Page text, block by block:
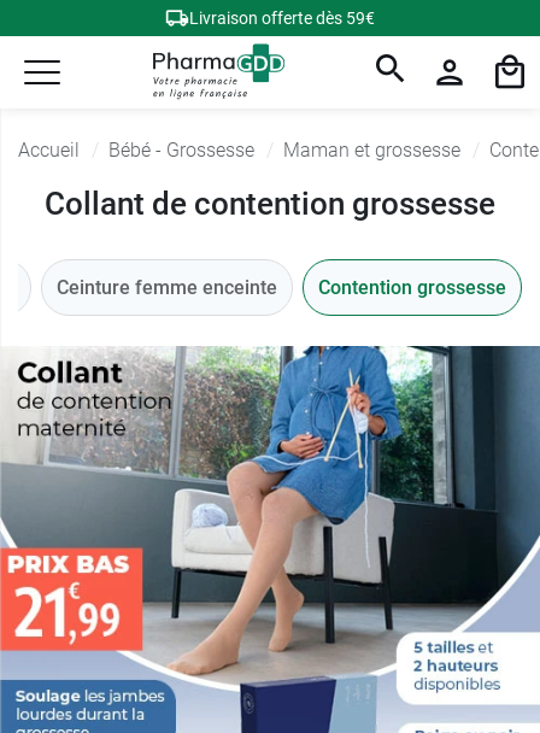
Livraison offerte dès 59€
Accueil Bébé - Grossesse Maman et grossesse
Collant de contention grossesse
Ceinture femme enceinte Contention grossesse